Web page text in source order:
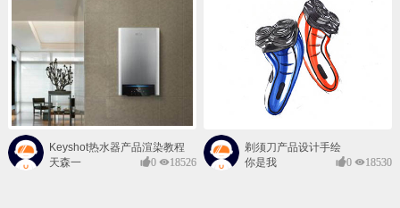
Keyshot热水器产品渲染教程
天森一
0 18526
剃须刀产品设计手绘
你是我
0 18530